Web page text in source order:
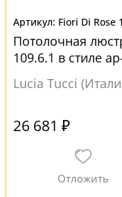
Fiori Di Rose
Потолочная
109.6.1 в стиле
Lucia Tucci
26 681 ₽